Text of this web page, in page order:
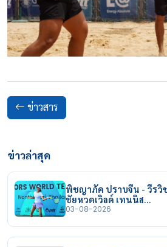
ข่าวสาร
ข่าวล่าสุด
พิชญาภัค ปราบจีน - วีรวิ
ชัยหวดเวิลด์ เทนนิส…
03-08-2026